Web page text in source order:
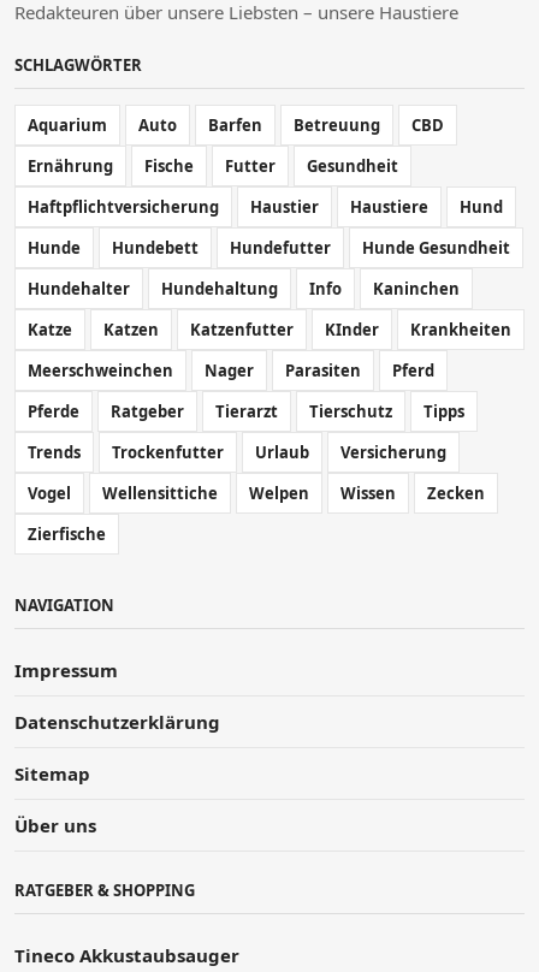
Redakteuren über unsere Liebsten – unsere Haustiere
SCHLAGWÖRTER
Aquarium Auto Barfen Betreuung
CBD
Ernährung
Fische Futter
Gesundheit
Haftpflichtversicherung
Haustier Haustiere
Hund
Hunde
Hundebett Hundefutter
Hunde Gesundheit
Hundehalter
Hundehaltung Info
Kaninchen
Katze
Katzen Katzenfutter KInder
Krankheiten
Meerschweinchen
Nager Parasiten
Pferd
Pferde
Ratgeber Tierarzt Tierschutz
Tipps
Trends
Trockenfutter Urlaub
Versicherung
Vogel
Wellensittiche Welpen Wissen
Zecken
Zierfische
NAVIGATION
Impressum
Datenschutzerklärung
Sitemap
Über uns
RATGEBER & SHOPPING
Tineco Akkustaubsauger